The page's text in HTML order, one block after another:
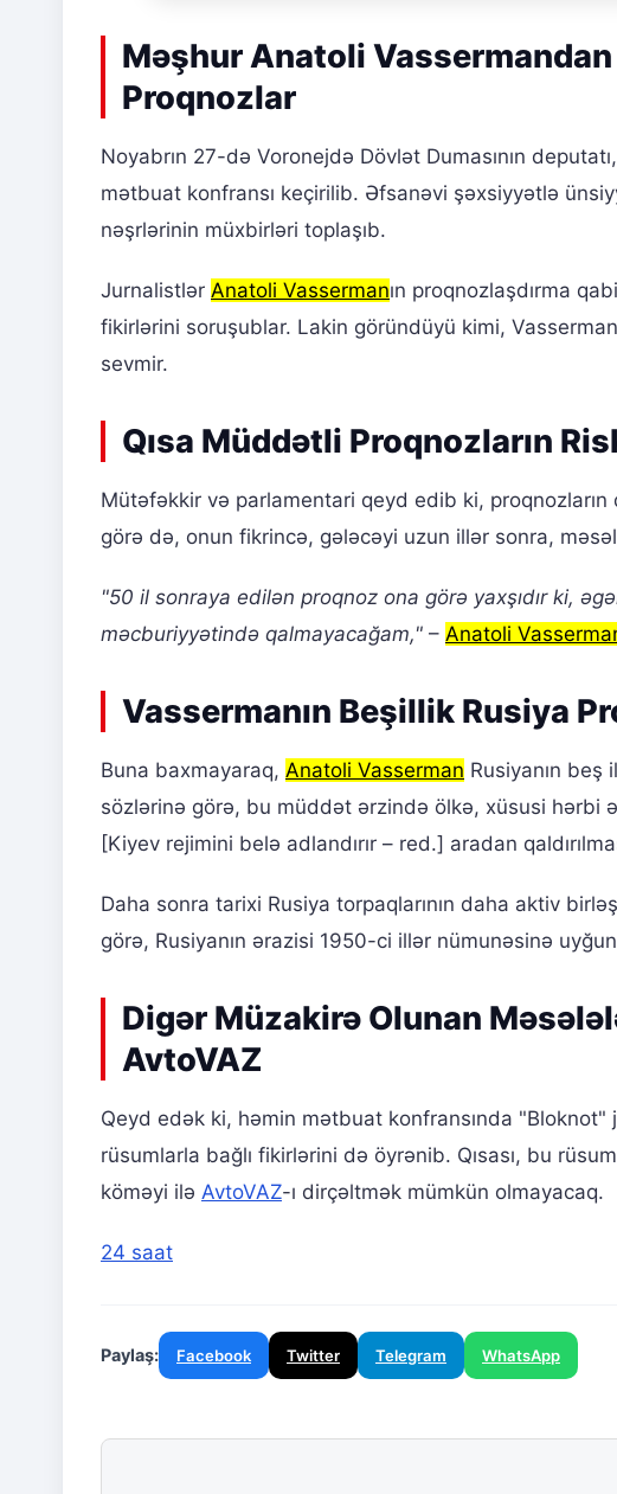
Məşhur Anatoli
Proqnozlar
Noyabrın 27-də Voronejdə Dövlət Dumasının
mətbuat konfransı keçirilib. Əfsanəvi şəxsiyyətlə
nəşrlərinin müxbirləri toplaşıb.
Jurnalistlər Anatoli Vassermanın proqnozlaşdırma
fikirlərini soruşublar. Lakin göründüyü kimi,
sevmir.
Qısa Müddətli Proqnozların
Mütəfəkkir və parlamentari qeyd edib ki,
görə də, onun fikrincə, gələcəyi uzun illər sonra,
"50 il sonraya edilən proqnoz ona görə yaxşıdır ki,
məcburiyyətində qalmayacağam," – Anatoli
Vassermanın Beşillik Rusiya
Buna baxmayaraq, Anatoli Vasserman Rusiyanın beş
sözlərinə görə, bu müddət ərzində ölkə, xüsusi hərbi
[Kiyev rejimini belə adlandırır – red.] aradan
Daha sonra tarixi Rusiya torpaqlarının daha aktiv
görə, Rusiyanın ərazisi 1950-ci illər nümunəsinə uyğun
Digər Müzakirə Olunan
AvtoVAZ
Qeyd edək ki, həmin mətbuat konfransında "Bloknot"
rüsumlarla bağlı fikirlərini də öyrənib. Qısası, bu
köməyi ilə AvtoVAZ-ı dirçəltmək mümkün olmayacaq.
24 saat
Paylaş: Facebook Twitter Telegram WhatsApp